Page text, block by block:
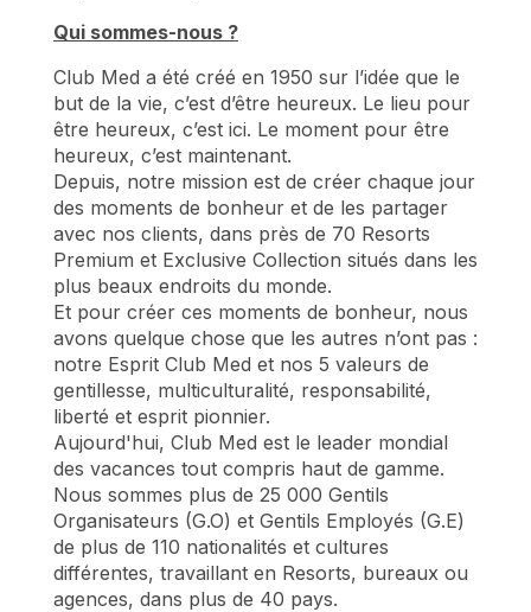
Qui sommes-nous ?
Club Med a été créé en 1950 sur l’idée que le
but de la vie, c’est d’être heureux. Le lieu pour
être heureux, c’est ici. Le moment pour être
heureux, c’est maintenant.
Depuis, notre mission est de créer chaque jour
des moments de bonheur et de les partager
avec nos clients, dans près de 70 Resorts
Premium et Exclusive Collection situés dans les
plus beaux endroits du monde.
Et pour créer ces moments de bonheur, nous
avons quelque chose que les autres n’ont pas :
notre Esprit Club Med et nos 5 valeurs de
gentillesse, multiculturalité, responsabilité,
liberté et esprit pionnier.
Aujourd'hui, Club Med est le leader mondial
des vacances tout compris haut de gamme.
Nous sommes plus de 25 000 Gentils
Organisateurs (G.O) et Gentils Employés (G.E)
de plus de 110 nationalités et cultures
différentes, travaillant en Resorts, bureaux ou
agences, dans plus de 40 pays.